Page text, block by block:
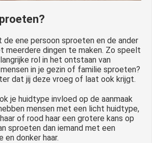
de ene persoon sproeten en de ander
meerdere dingen te maken. Zo speelt
rol in het ontstaan van
in je gezin of familie sproeten?
dat jij deze vroeg of laat ook krijgt.
je huidtype invloed op de aanmaak
mensen met een licht huidtype,
of rood haar een grotere kans op
sproeten dan iemand met een
en donker haar.